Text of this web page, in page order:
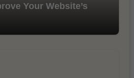
Your Website’s